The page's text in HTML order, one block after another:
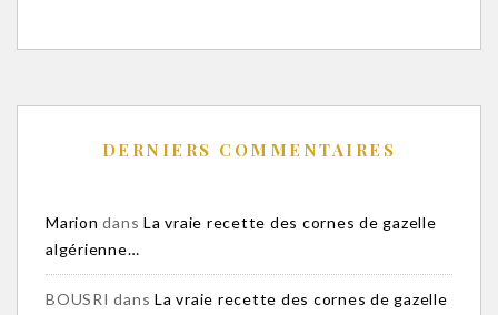
DERNIERS COMMENTAIRES
Marion dans La vraie recette des cornes de gazelle
algérienne…
BOUSRI dans La vraie recette des cornes de gazelle